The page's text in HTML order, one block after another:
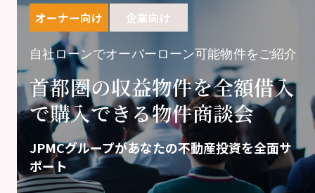
オーナー向け 企業向け
自社ローンでオーバーローン可能物件をご紹介
首都圏の収益物件を全額借入
で購入できる物件商談会
JPMCグループがあなたの不動産投資を全面サ
ポート